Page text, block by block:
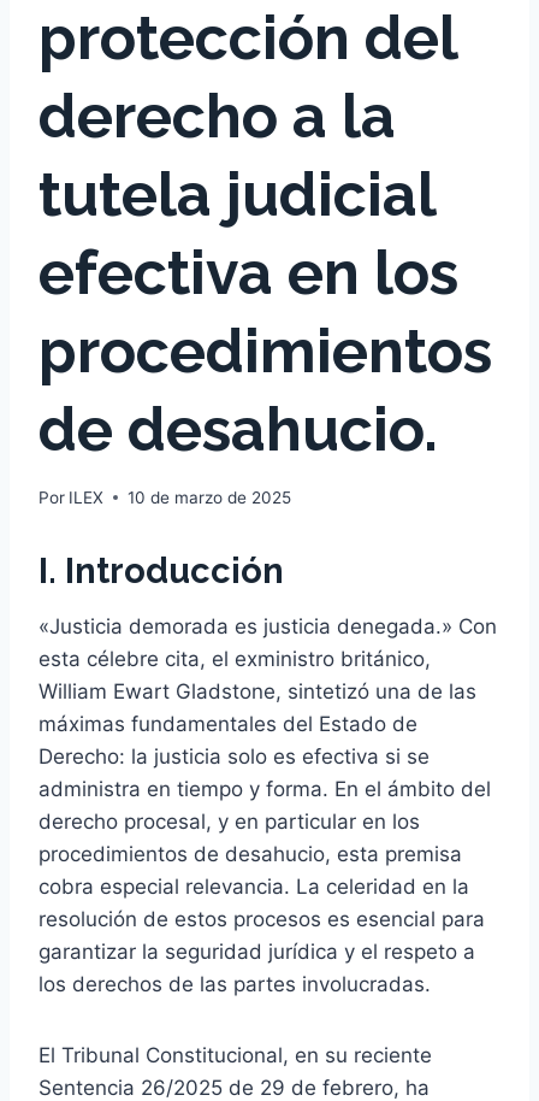
protección del
derecho a la
tutela judicial
efectiva en los
procedimientos
de desahucio.
Por ILEX 10 de marzo de 2025
I. Introducción
«Justicia demorada es justicia denegada.» Con
esta célebre cita, el exministro británico,
William Ewart Gladstone, sintetizó una de las
máximas fundamentales del Estado de
Derecho: la justicia solo es efectiva si se
administra en tiempo y forma. En el ámbito del
derecho procesal, y en particular en los
procedimientos de desahucio, esta premisa
cobra especial relevancia. La celeridad en la
resolución de estos procesos es esencial para
garantizar la seguridad jurídica y el respeto a
los derechos de las partes involucradas.
El Tribunal Constitucional, en su reciente
Sentencia 26/2025 de 29 de febrero, ha